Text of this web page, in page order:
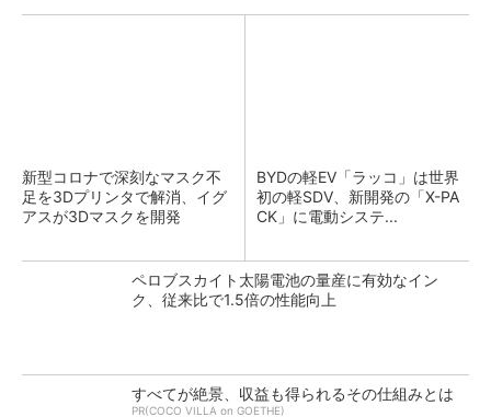
新型コロナで深刻なマスク不
足を3Dプリンタで解消、イグ
アスが3Dマスクを開発
BYDの軽EV「ラッコ」は世界
初の軽SDV、新開発の「X-PA
CK」に電動システ...
ペロブスカイト太陽電池の量産に有効なイン
ク、従来比で1.5倍の性能向上
すべてが絶景、収益も得られるその仕組みとは
PR(COCO VILLA on GOETHE)